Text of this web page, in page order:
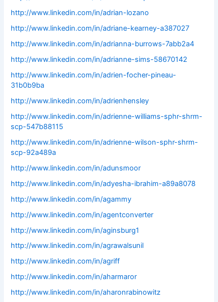
http://www.linkedin.com/in/adrian-lozano
http://www.linkedin.com/in/adriane-kearney-a387027
http://www.linkedin.com/in/adrianna-burrows-7abb2a4
http://www.linkedin.com/in/adrianne-sims-58670142
http://www.linkedin.com/in/adrien-focher-pineau-
31b0b9ba
http://www.linkedin.com/in/adrienhensley
http://www.linkedin.com/in/adrienne-williams-sphr-shrm-
scp-547b88115
http://www.linkedin.com/in/adrienne-wilson-sphr-shrm-
scp-92a489a
http://www.linkedin.com/in/adunsmoor
http://www.linkedin.com/in/adyesha-ibrahim-a89a8078
http://www.linkedin.com/in/agammy
http://www.linkedin.com/in/agentconverter
http://www.linkedin.com/in/aginsburg1
http://www.linkedin.com/in/agrawalsunil
http://www.linkedin.com/in/agriff
http://www.linkedin.com/in/aharmaror
http://www.linkedin.com/in/aharonrabinowitz